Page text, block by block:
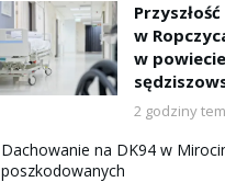
w
w
2 godziny
Dachowanie na DK94 w
poszkodowanych